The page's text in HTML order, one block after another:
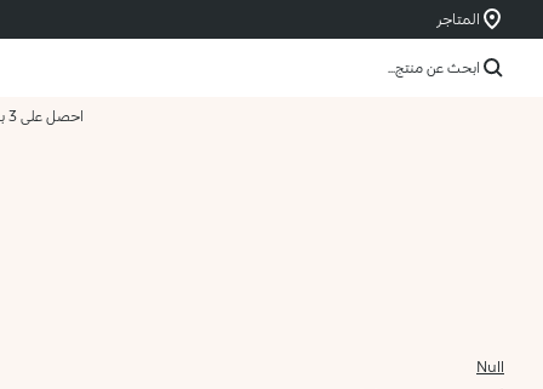
المتاجر
ابحث عن منتج...
احصل على 3 بسعر 2
Null